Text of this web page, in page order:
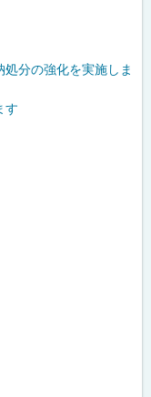
分の強化を実施しま
す